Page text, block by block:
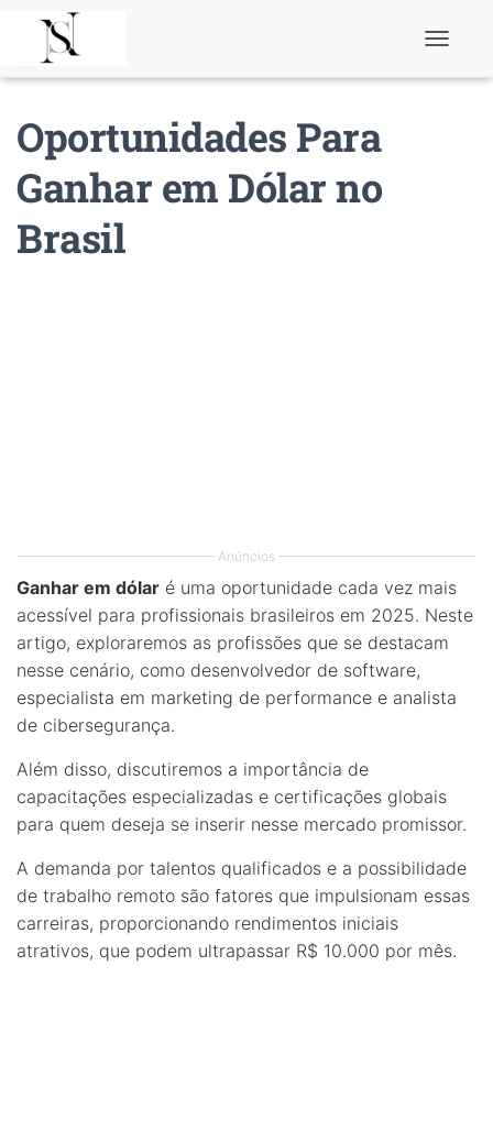
Oportunidades Para
Ganhar em Dólar no
Brasil
Anúncios
Ganhar em dólar é uma oportunidade cada vez mais
acessível para profissionais brasileiros em 2025. Neste
artigo, exploraremos as profissões que se destacam
nesse cenário, como desenvolvedor de software,
especialista em marketing de performance e analista
de cibersegurança.
Além disso, discutiremos a importância de
capacitações especializadas e certificações globais
para quem deseja se inserir nesse mercado promissor.
A demanda por talentos qualificados e a possibilidade
de trabalho remoto são fatores que impulsionam essas
carreiras, proporcionando rendimentos iniciais
atrativos, que podem ultrapassar R$ 10.000 por mês.